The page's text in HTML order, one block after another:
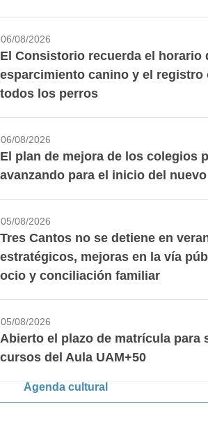
06/08/2026
El Consistorio recuerda el horario
esparcimiento canino y el registro
todos los perros
06/08/2026
El plan de mejora de los colegios
avanzando para el inicio del
05/08/2026
Tres Cantos no se detiene en
estratégicos, mejoras en la vía
ocio y conciliación familiar
05/08/2026
Abierto el plazo de matrícula para
cursos del Aula UAM+50
Agenda cultural